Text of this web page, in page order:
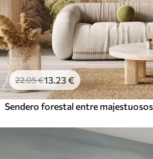
22.05€13.23€